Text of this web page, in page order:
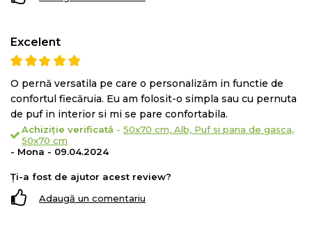
Excelent
O pernă versatila pe care o personalizăm in functie de
confortul fiecăruia. Eu am folosit-o simpla sau cu pernuta
de puf in interior si mi se pare confortabila.
Achiziție verificată - 50x70 cm, Alb, Puf si pana de gasca,
50x70 cm
- Mona - 09.04.2024
Ți-a fost de ajutor acest review?
Adaugă un comentariu